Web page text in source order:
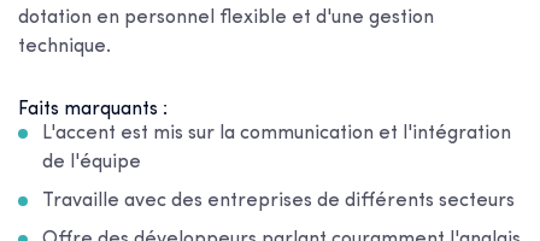
dotation en personnel flexible et d'une gestion
technique.
Faits marquants :
L'accent est mis sur la communication et l'intégration
de l'équipe
Travaille avec des entreprises de différents secteurs